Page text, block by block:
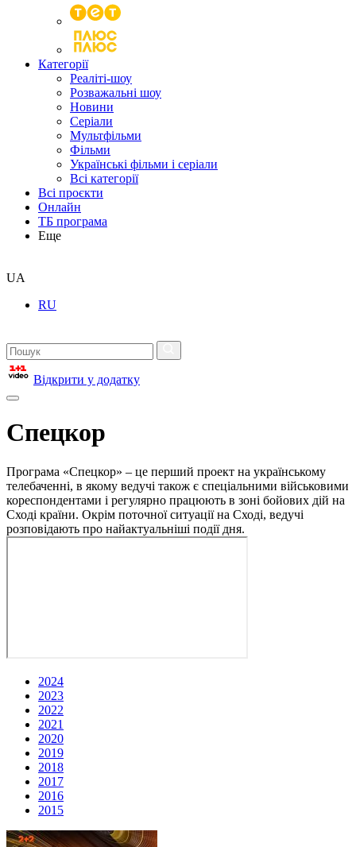
Категорії
Реаліті-шоу
Розважальні шоу
Новини
Серіали
Мультфільми
Фільми
Українські фільми і серіали
Всі категорії
Всі проєкти
Онлайн
ТБ програма
Еще
UA
RU
Відкрити у додатку
Спецкор
Програма «Спецкор» – це перший проект на українському
телебаченні, в якому ведучі також є спеціальними військовими
кореспондентами і регулярно працюють в зоні бойових дій на
Сході країни. Окрім поточної ситуації на Сході, ведучі
розповідають про найактуальніші події дня.
2024
2023
2022
2021
2020
2019
2018
2017
2016
2015